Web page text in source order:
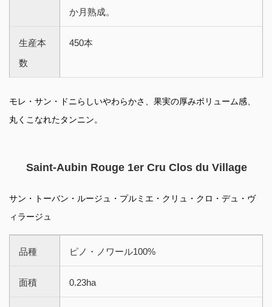
か月熟成。
生産本
数
450本
モレ・サン・ドニらしいやわらかさ、果実の厚みボリューム感、
丸くこなれたタンニン。
Saint-Aubin Rouge 1er Cru Clos du Village
サン・トーバン・ルージュ・プルミエ・クリュ・クロ・デュ・ヴ
ィラージュ
品種 ピノ・ノワール100%
面積 0.23ha